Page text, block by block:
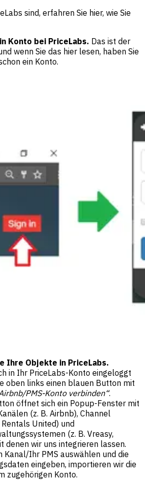
sind, erfahren Sie hier, wie Sie
Konto bei PriceLabs. Das ist der
wenn Sie das hier lesen, haben Sie
ein Konto.
Ihre Objekte in PriceLabs.
in Ihr PriceLabs-Konto eingeloggt
oben links einen blauen Button mit
PMS-Konto verbinden“.
öffnet sich ein Popup-Fenster mit
(z. B. Airbnb), Channel
United) und
(z. B. Vreasy,
denen wir uns integrieren lassen.
Kanal/Ihr PMS auswählen und die
eingeben, importieren wir die
zugehörigen Konto.